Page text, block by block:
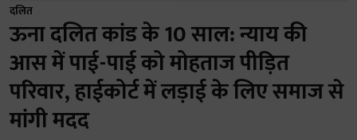
दलित
ऊना दलित कांड के 10 साल: न्याय की
आस में पाई-पाई को मोहताज पीड़ित
परिवार, हाईकोर्ट में लड़ाई के लिए समाज से
मांगी मदद